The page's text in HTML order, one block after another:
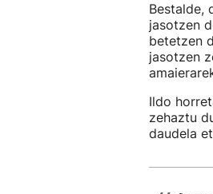
Bestalde,
jasotzen
betetzen
jasotzen
Ildo
zehaztu
daudela